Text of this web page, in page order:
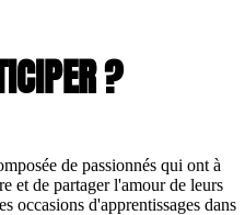
?
de passionnés qui ont à
et de partager l'amour de leurs
occasions d'apprentissages dans